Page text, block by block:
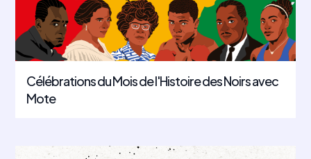
Célébrations du Mois de l'Histoire des Noirs avec
Mote